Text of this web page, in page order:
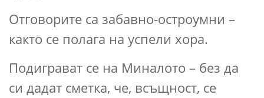
Отговорите са забавно-остроумни –
както се полага на успели хора.
Подиграват се на Миналото – без да
си дадат сметка, че, всъщност, се